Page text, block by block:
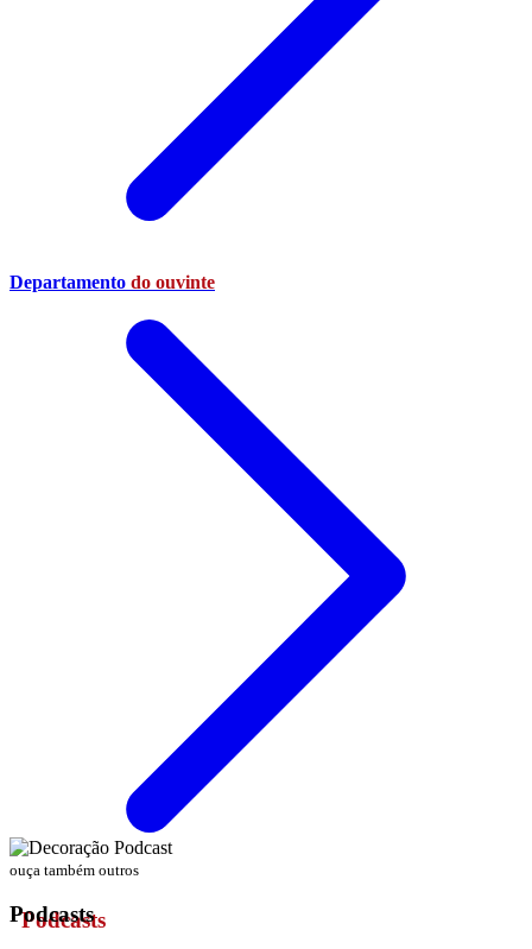
Departamento do ouvinte
ouça também outros
Podcasts